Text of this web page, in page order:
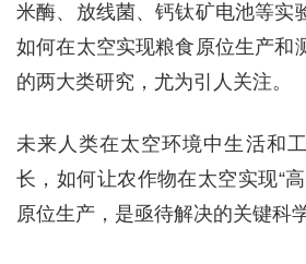
米酶、放线菌、钙钛矿电池等实
如何在太空实现粮食原位生产和
的两大类研究，尤为引人关注。
未来人类在太空环境中生活和
长，如何让农作物在太空实现“
原位生产，是亟待解决的关键科